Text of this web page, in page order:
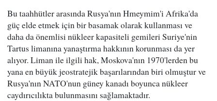
Bu taahhütler arasında Rusya'nın Hmeymim'i Afrika'da
güç elde etmek için bir basamak olarak kullanması ve
daha da önemlisi nükleer kapasiteli gemileri Suriye'nin
Tartus limanına yanaştırma hakkının korunması da yer
alıyor. Liman ile ilgili hak, Moskova'nın 1970'lerden bu
yana en büyük jeostratejik başarılarından biri olmuştur ve
Rusya'nın NATO'nun güney kanadı boyunca nükleer
caydırıcılıkta bulunmasını sağlamaktadır.